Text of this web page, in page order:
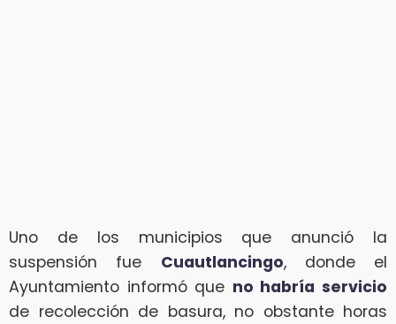
Uno de los municipios que anunció la
suspensión fue Cuautlancingo, donde el
Ayuntamiento informó que no habría servicio
de recolección de basura, no obstante horas